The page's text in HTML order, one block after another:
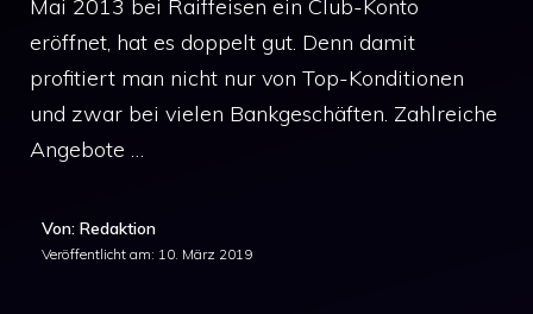
Mai 2013 bei Raiffeisen ein Club-Konto
eröffnet, hat es doppelt gut. Denn damit
profitiert man nicht nur von Top-Konditionen
und zwar bei vielen Bankgeschäften. Zahlreiche
Angebote …
Von: Redaktion
Veröffentlicht am: 10. März 2019